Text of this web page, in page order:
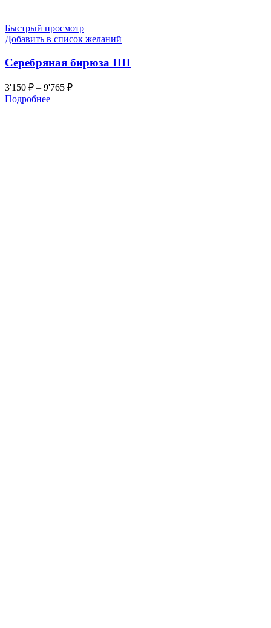
Быстрый просмотр
Добавить в список желаний
Серебряная бирюза ПП
3'150 ₽ – 9'765 ₽
Подробнее